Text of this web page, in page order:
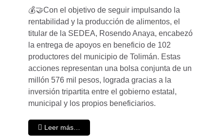
💰🤝Con el objetivo de seguir impulsando la
rentabilidad y la producción de alimentos, el
titular de la SEDEA, Rosendo Anaya, encabezó
la entrega de apoyos en beneficio de 102
productores del municipio de Tolimán. Estas
acciones representan una bolsa conjunta de un
millón 576 mil pesos, lograda gracias a la
inversión tripartita entre el gobierno estatal,
municipal y los propios beneficiarios.
Leer más…